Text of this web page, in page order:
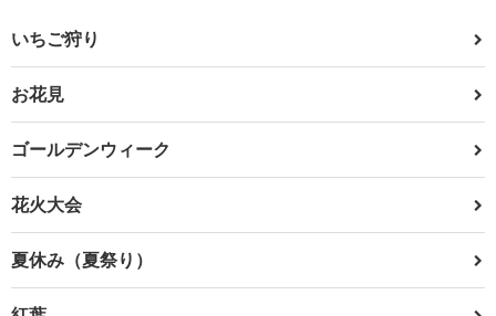
いちご狩り
お花見
ゴールデンウィーク
花火大会
夏休み（夏祭り）